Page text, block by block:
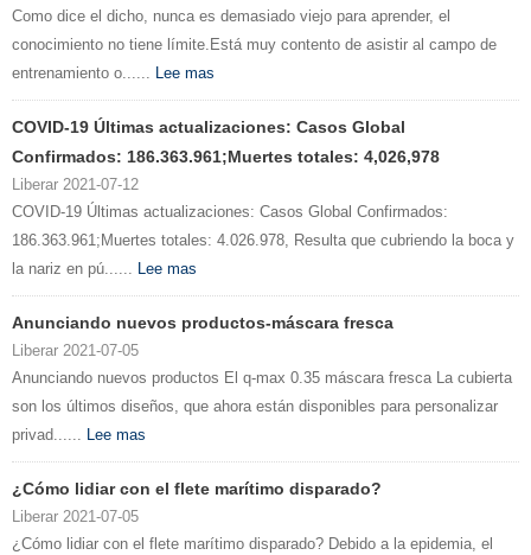
Como dice el dicho, nunca es demasiado viejo para aprender, el
conocimiento no tiene límite.Está muy contento de asistir al campo de
entrenamiento o...... Lee mas
COVID-19 Últimas actualizaciones: Casos Global
Confirmados: 186.363.961;Muertes totales: 4,026,978
Liberar 2021-07-12
COVID-19 Últimas actualizaciones: Casos Global Confirmados:
186.363.961;Muertes totales: 4.026.978, Resulta que cubriendo la boca y
la nariz en pú...... Lee mas
Anunciando nuevos productos-máscara fresca
Liberar 2021-07-05
Anunciando nuevos productos El q-max 0.35 máscara fresca La cubierta
son los últimos diseños, que ahora están disponibles para personalizar
privad...... Lee mas
¿Cómo lidiar con el flete marítimo disparado?
Liberar 2021-07-05
¿Cómo lidiar con el flete marítimo disparado? Debido a la epidemia, el